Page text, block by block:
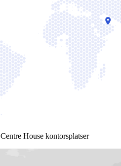
House kontorsplatser